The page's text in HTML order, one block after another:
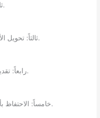
ثانياً: استقبال أموال دون معرفة مصدرها.
ثالثاً: تحويل الأموال إلى أطراف أخرى مقابل عمولات.
رابعاً: تقديم بيانات غير صحيحة عن مصدر الأموال.
خامساً: الاحتفاظ بأموال تخص الغير دون مستندات واضحة.